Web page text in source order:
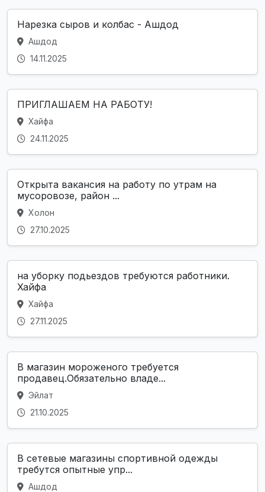
Нарезка сыров и колбас - Ашдод
Ашдод
14.11.2025
ПРИГЛАШАЕМ НА РАБОТУ!
Хайфа
24.11.2025
Открыта вакансия на работу по утрам на
мусоровозе, район ...
Холон
27.10.2025
на уборку подьездов требуются работники.
Хайфа
Хайфа
27.11.2025
В магазин мороженого требуется
продавец.Обязательно владе...
Эйлат
21.10.2025
В сетевые магазины спортивной одежды
требутся опытные упр...
Ашдод